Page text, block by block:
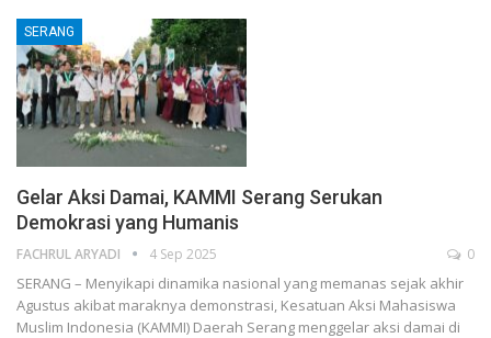
SERANG
Gelar Aksi Damai, KAMMI Serang Serukan
Demokrasi yang Humanis
FACHRUL ARYADI 4 Sep 2025 0
SERANG – Menyikapi dinamika nasional yang memanas sejak akhir
Agustus akibat maraknya demonstrasi, Kesatuan Aksi Mahasiswa
Muslim Indonesia (KAMMI) Daerah Serang menggelar aksi damai di